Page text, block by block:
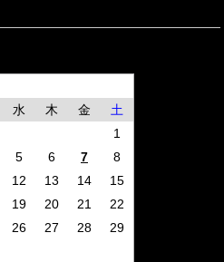
水 木 金
土
1
5 6 7
8
12 13 14
15
19 20 21
22
26 27 28
29